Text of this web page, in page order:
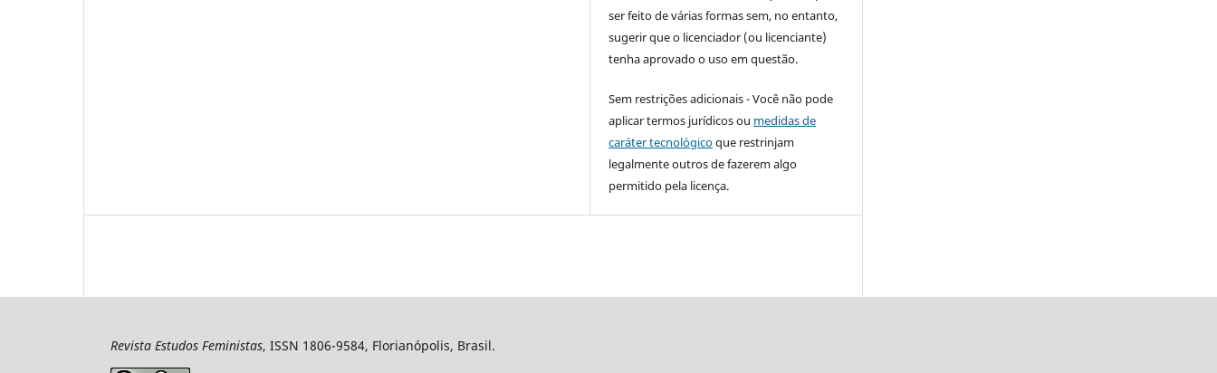
ser feito de várias formas sem, no entanto,
sugerir que o licenciador (ou licenciante)
tenha aprovado o uso em questão.
Sem restrições adicionais - Você não pode
aplicar termos jurídicos ou medidas de
caráter tecnológicoque restrinjam
legalmente outros de fazerem algo
permitido pela licença.
Revista Estudos Feministas, ISSN 1806-9584, Florianópolis, Brasil.